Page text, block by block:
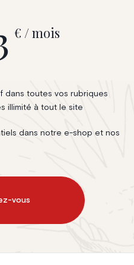
€ / mois
dans toutes vos rubriques
illimité à tout le site
dans notre e-shop et nos
vous